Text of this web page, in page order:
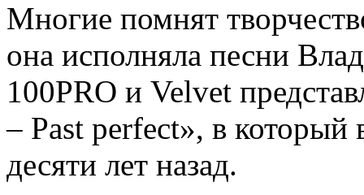
Многие помнят
она исполняла песни
100PRO и Velvet
– Past perfect», в
десяти лет назад.